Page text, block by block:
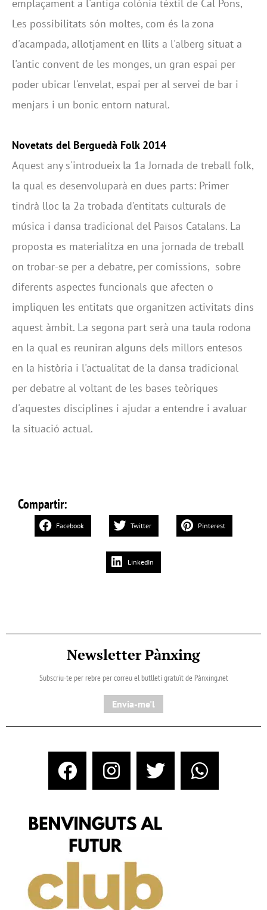
emplaçament a l'antiga colònia tèxtil de Cal Pons,
Les possibilitats són moltes, com és la zona
d'acampada, allotjament en llits a l'alberg situat a
l'antic convent de les monges, un gran espai per
poder ubicar l'envelat, espai per al servei de bar i
menjars i un bonic entorn natural.
Novetats del Berguedà Folk 2014
Aquest any s'introdueix la 1a Jornada de treball folk,
la qual es desenvoluparà en dues parts: Primer
tindrà lloc la 2a trobada d'entitats culturals de
música i dansa tradicional del Països Catalans. La
proposta es materialitza en una jornada de treball
on trobar-se per a debatre, per comissions, sobre
diferents aspectes funcionals que afecten o
impliquen les entitats que organitzen activitats dins
aquest àmbit. La segona part serà una taula rodona
en la qual es reuniran alguns dels millors entesos
en la història i l'actualitat de la dansa tradicional
per debatre al voltant de les bases teòriques
d'aquestes disciplines i ajudar a entendre i avaluar
la situació actual.
Compartir:
Facebook Twitter Pinterest
LinkedIn
Newsletter Pànxing
Subscriu-te per rebre per correu el butlletí gratuït de Pànxing.net​
Envia-me'l